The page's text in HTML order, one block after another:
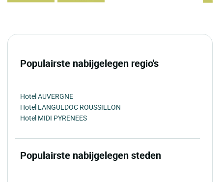
Populairste nabijgelegen regio's
Hotel AUVERGNE
Hotel LANGUEDOC ROUSSILLON
Hotel MIDI PYRENEES
Populairste nabijgelegen steden